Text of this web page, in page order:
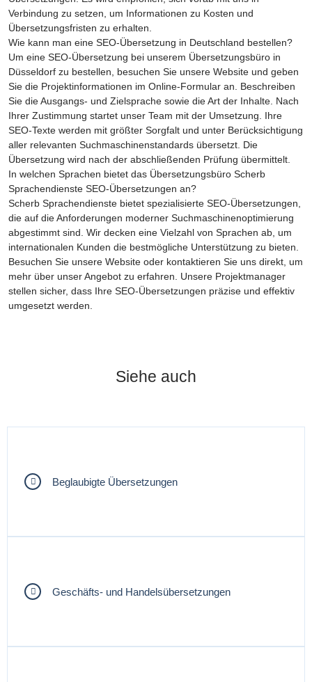
Verbindung zu setzen, um Informationen zu Kosten und
Übersetzungsfristen zu erhalten.
Wie kann man eine SEO-Übersetzung in Deutschland bestellen?
Um eine SEO-Übersetzung bei unserem Übersetzungsbüro in
Düsseldorf zu bestellen, besuchen Sie unsere Website und geben
Sie die Projektinformationen im Online-Formular an. Beschreiben
Sie die Ausgangs- und Zielsprache sowie die Art der Inhalte. Nach
Ihrer Zustimmung startet unser Team mit der Umsetzung. Ihre
SEO-Texte werden mit größter Sorgfalt und unter Berücksichtigung
aller relevanten Suchmaschinenstandards übersetzt. Die
Übersetzung wird nach der abschließenden Prüfung übermittelt.
In welchen Sprachen bietet das Übersetzungsbüro Scherb
Sprachendienste SEO-Übersetzungen an?
Scherb Sprachendienste bietet spezialisierte SEO-Übersetzungen,
die auf die Anforderungen moderner Suchmaschinenoptimierung
abgestimmt sind. Wir decken eine Vielzahl von Sprachen ab, um
internationalen Kunden die bestmögliche Unterstützung zu bieten.
Besuchen Sie unsere Website oder kontaktieren Sie uns direkt, um
mehr über unser Angebot zu erfahren. Unsere Projektmanager
stellen sicher, dass Ihre SEO-Übersetzungen präzise und effektiv
umgesetzt werden.
Siehe auch
Beglaubigte Übersetzungen
Geschäfts- und Handelsübersetzungen